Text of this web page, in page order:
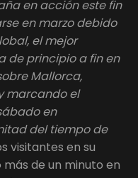
en acción este fin
en marzo debido
el mejor
de principio a fin en
Mallorca,
marcando el
en
del tiempo de
visitantes en su
de un minuto en